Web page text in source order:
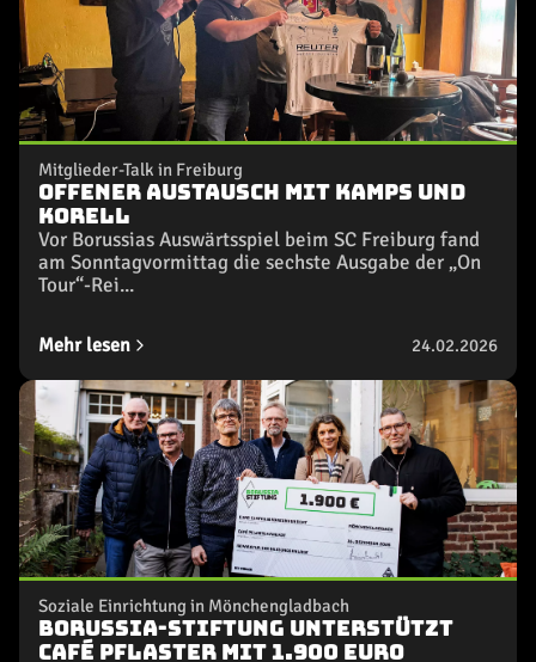
Mitglieder-Talk in Freiburg
Offener Austausch mit Kamps und
Korell
Vor Borussias Auswärtsspiel beim SC Freiburg fand
am Sonntagvormittag die sechste Ausgabe der „On
Tour“-Rei...
Mehr lesen 24.02.2026
Soziale Einrichtung in Mönchengladbach
Borussia-Stiftung unterstützt
Café Pflaster mit 1.900 Euro